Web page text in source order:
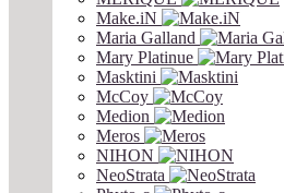
Make.iN
Maria Galland
Mary Platinue
Masktini
McCoy
Medion
Meros
NIHON
NeoStrata